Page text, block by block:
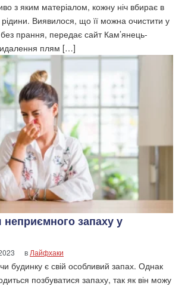
з яким матеріалом, кожну ніч вбирає в
рідини. Виявилося, що її можна очистити у
прання, передає сайт Кам’янець-
плям […]
неприємного запаху у
в Лайфхаки
будинку є свій особливий запах. Однак
позбуватися запаху, так як він можу